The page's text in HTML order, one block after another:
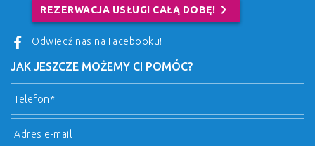
REZERWACJA USŁUGI CAŁĄ DOBĘ! chevron_right
Odwiedź nas na Facebooku!
JAK JESZCZE MOŻEMY CI POMÓC?